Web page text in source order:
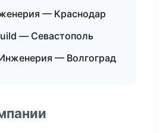
— Краснодар
— Севастополь
— Волгоград